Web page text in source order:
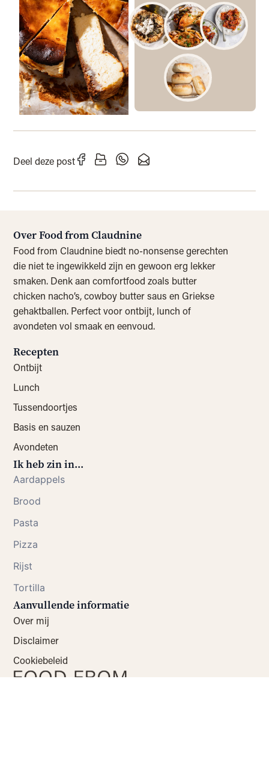
Deel deze post
Over Food from Claudnine
Food from Claudnine biedt no-nonsense gerechten
die niet te ingewikkeld zijn en gewoon erg lekker
smaken. Denk aan comfortfood zoals butter
chicken nacho’s, cowboy butter saus en Griekse
gehaktballen. Perfect voor ontbijt, lunch of
avondeten vol smaak en eenvoud.
Recepten
Ontbijt
Lunch
Tussendoortjes
Basis en sauzen
Avondeten
Ik heb zin in...
Aardappels
Brood
Pasta
Pizza
Rijst
Tortilla
Aanvullende informatie
Over mij
Disclaimer
Cookiebeleid